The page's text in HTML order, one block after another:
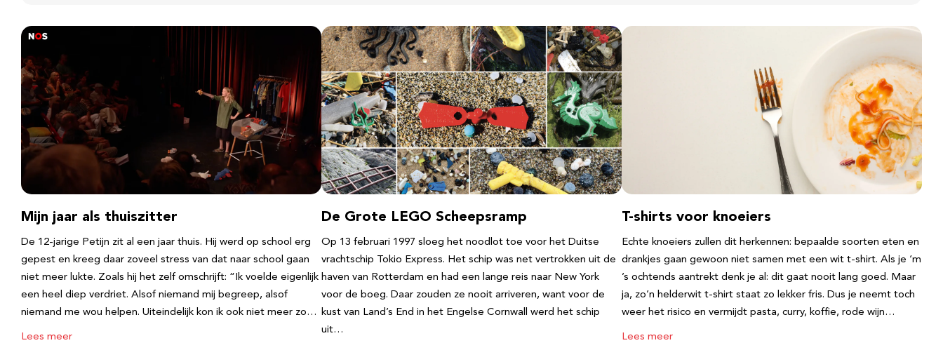
Mijn jaar als thuiszitter
De 12-jarige Petijn zit al een jaar thuis. Hij werd op school erg
gepest en kreeg daar zoveel stress van dat naar school gaan
niet meer lukte. Zoals hij het zelf omschrijft: “Ik voelde eigenlijk
een heel diep verdriet. Alsof niemand mij begreep, alsof
niemand me wou helpen. Uiteindelijk kon ik ook niet meer zo…
Lees meer
De Grote LEGO Scheepsramp
Op 13 februari 1997 sloeg het noodlot toe voor het Duitse
vrachtschip Tokio Express. Het schip was net vertrokken uit de
haven van Rotterdam en had een lange reis naar New York
voor de boeg. Daar zouden ze nooit arriveren, want voor de
kust van Land’s End in het Engelse Cornwall werd het schip
uit…
T-shirts voor knoeiers
Echte knoeiers zullen dit herkennen: bepaalde soorten eten en
drankjes gaan gewoon niet samen met een wit t-shirt. Als je ‘m
’s ochtends aantrekt denk je al: dit gaat nooit lang goed. Maar
ja, zo’n helderwit t-shirt staat zo lekker fris. Dus je neemt toch
weer het risico en vermijdt pasta, curry, koffie, rode wijn…
Lees meer